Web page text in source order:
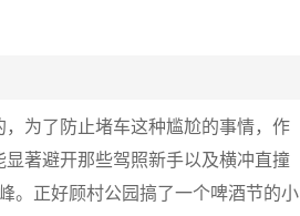
为了防止堵车这种尴尬的事情，作
著避开那些驾照新手以及横冲直撞
。正好顾村公园搞了一个啤酒节的小